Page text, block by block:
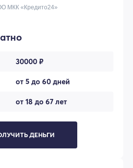
МКК «Кредито24»
30000 ₽
от 5 до 60 дней
от 18 до 67 лет
ДЕНЬГИ